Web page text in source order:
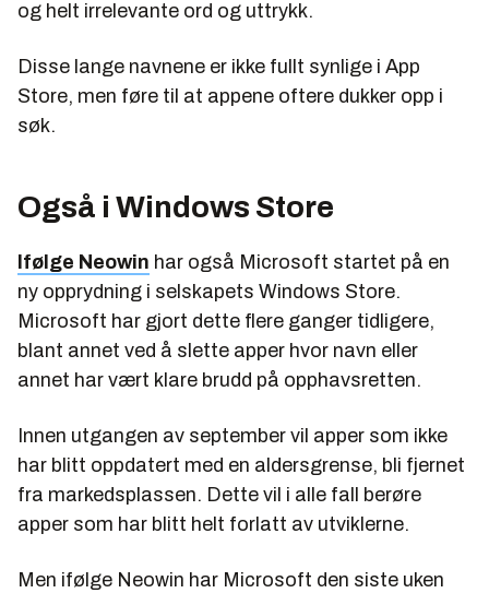
og helt irrelevante ord og uttrykk.
Disse lange navnene er ikke fullt synlige i App
Store, men føre til at appene oftere dukker opp i
søk.
Også i Windows Store
Ifølge Neowin har også Microsoft startet på en
ny opprydning i selskapets Windows Store.
Microsoft har gjort dette flere ganger tidligere,
blant annet ved å slette apper hvor navn eller
annet har vært klare brudd på opphavsretten.
Innen utgangen av september vil apper som ikke
har blitt oppdatert med en aldersgrense, bli fjernet
fra markedsplassen. Dette vil i alle fall berøre
apper som har blitt helt forlatt av utviklerne.
Men ifølge Neowin har Microsoft den siste uken